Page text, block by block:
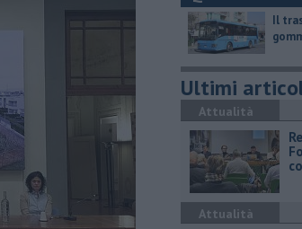
​Il
Ultimi
Attualità
Attualità